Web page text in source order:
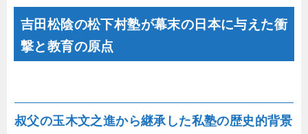
吉田松陰の松下村塾が幕末の日本に与えた衝
撃と教育の原点
叔父の玉木文之進から継承した私塾の歴史的背景